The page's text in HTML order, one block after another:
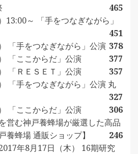
465
13:00～ 「手をつなぎながら」
451
「手をつなぎながら」公演 378
「ここからだ」公演
377
「ＲＥＳＥＴ」公演
357
「手をつなぎながら」公演 丸
327
「ここからだ」公演
306
営む神戸養蜂場が厳選した高品
養蜂場 通販ショップ】
246
年8月17日（木） 16期研究